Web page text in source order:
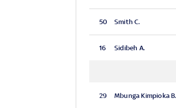
50 Smith C.
16 Sidibeh A.
29 Mbunga Kimpioka B.